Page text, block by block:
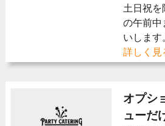
土日祝
の午前中
いします
詳しく見
オプシ
ューだ